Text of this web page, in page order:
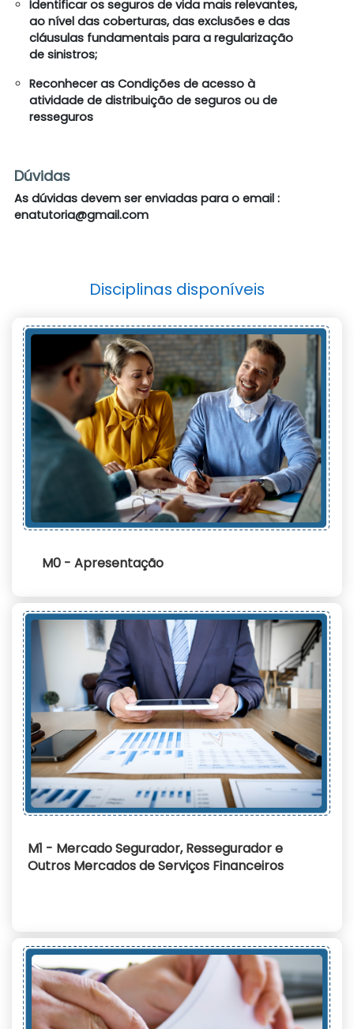
Identificar os seguros de vida mais relevantes,
ao nível das coberturas, das exclusões e das
cláusulas fundamentais para a regularização
de sinistros;
Reconhecer as Condições de acesso à
atividade de distribuição de seguros ou de
resseguros
Dúvidas
As dúvidas devem ser enviadas para o email :
enatutoria@gmail.com
Disciplinas disponíveis
M0 - Apresentação
M1 - Mercado Segurador, Ressegurador e
Outros Mercados de Serviços Financeiros